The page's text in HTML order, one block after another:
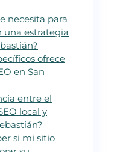
necesita para
una estrategia
ofrece
en San
entre el
local y
si mi sitio